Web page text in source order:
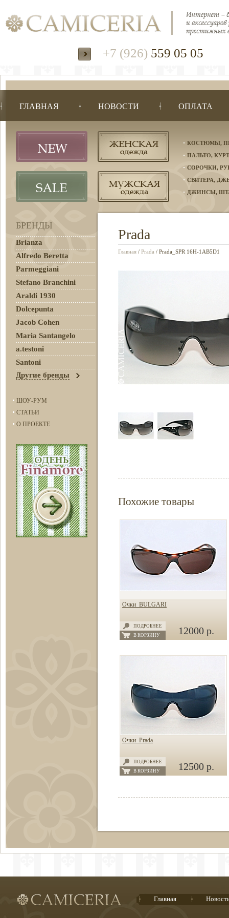
+7 (926) 559 05 05
ГЛАВНАЯ НОВОСТИ ОПЛАТА
КОСТЮМЫ,
ПАЛЬТО,
СОРОЧКИ,
СВИТЕРА,
ДЖИНСЫ,
Prada
Главная / Prada / Prada_SPR 16H-1AB5D1
Похожие товары
Очки BULGARI
ПОДРОБНЕЕ
В КОРЗИНУ
12000 р.
Очки Prada
ПОДРОБНЕЕ
В КОРЗИНУ
12500 р.
БРЕНДЫ
Brianza
Alfredo Beretta
Parmeggiani
Stefano Branchini
Araldi 1930
Dolcepunta
Jacob Cohen
Maria Santangelo
a.testoni
Santoni
Другие бренды
ШОУ-РУМ
СТАТЬИ
О ПРОЕКТЕ
Главная